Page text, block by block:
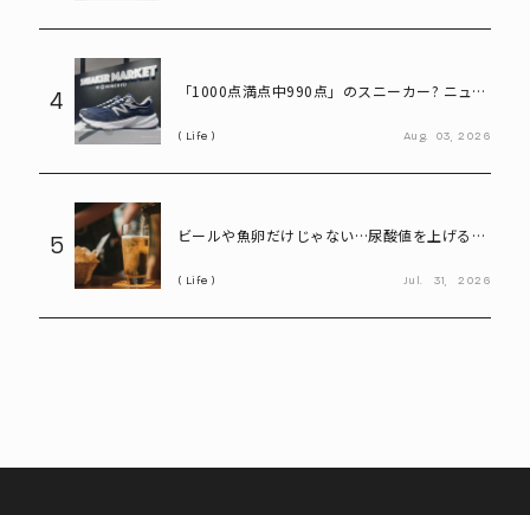
4
「1000点満点中990点」のスニーカー? ニュー
Life Aug. 03, 2026
5
ビールや魚卵だけじゃない…尿酸値を上げる
Life Jul. 31, 2026